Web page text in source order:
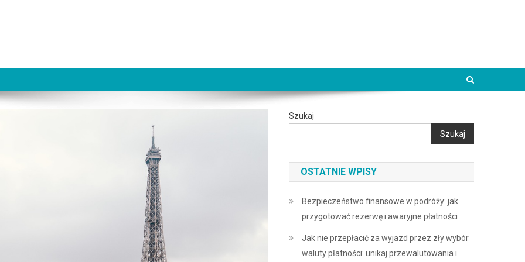
Szukaj
Szukaj
OSTATNIE WPISY
Bezpieczeństwo finansowe w podróży: jak
przygotować rezerwę i awaryjne płatności
Jak nie przepłacić za wyjazd przez zły wybór
waluty płatności: unikaj przewalutowania i